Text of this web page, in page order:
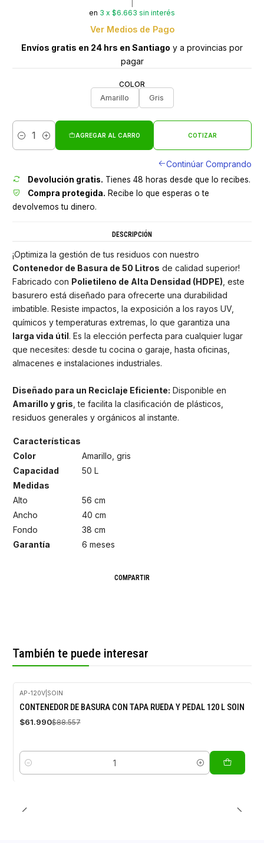
en 3 x $6.663 sin interés
Ver Medios de Pago
Envíos gratis en 24 hrs en Santiago y a provincias por
pagar
COLOR
Amarillo
Gris
Cantidad
AGREGAR AL CARRO COTIZAR
Continúar Comprando
Devolución gratis. Tienes 48 horas desde que lo recibes.
Compra protegida. Recibe lo que esperas o te
devolvemos tu dinero.
DESCRIPCIÓN
¡Optimiza la gestión de tus residuos con nuestro
Contenedor de Basura de 50 Litros de calidad superior!
Fabricado con Polietileno de Alta Densidad (HDPE), este
basurero está diseñado para ofrecerte una durabilidad
imbatible. Resiste impactos, la exposición a los rayos UV,
químicos y temperaturas extremas, lo que garantiza una
larga vida útil. Es la elección perfecta para cualquier lugar
que necesites: desde tu cocina o garaje, hasta oficinas,
almacenes e instalaciones industriales.
Diseñado para un Reciclaje Eficiente: Disponible en
Amarillo y gris, te facilita la clasificación de plásticos,
residuos generales y orgánicos al instante.
Características
Color
Amarillo, gris
Capacidad
50 L
Medidas
Alto
56 cm
Ancho
40 cm
Fondo
38 cm
Garantía
6 meses
COMPARTIR
También te puede interesar
-30%
OFF
AP-120V| SOIN
CONTENEDOR DE BASURA CON TAPA RUEDA Y PEDAL 120 L SOIN
$61.990$88.557
Cantidad